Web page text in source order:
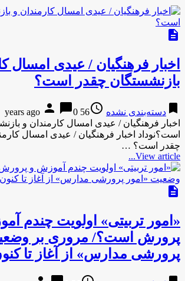
description
اخبار فرهنگیان / عیدی امسال
بازنشستگان چقدر است؟
bookmark دسته‌بندی نشده access_time
56 years ago
person chat_bubble0
اخبار فرهنگیان / عیدی امسال کارمندان و
است؟نوداد اخبار فرهنگیان / عیدی امسال
چقدر است؟ …
View article...
description
«امور تربیتی» اولویت چندم
پرورش است؟/ مروری بر
پرورشی مدارس» از آغاز تا